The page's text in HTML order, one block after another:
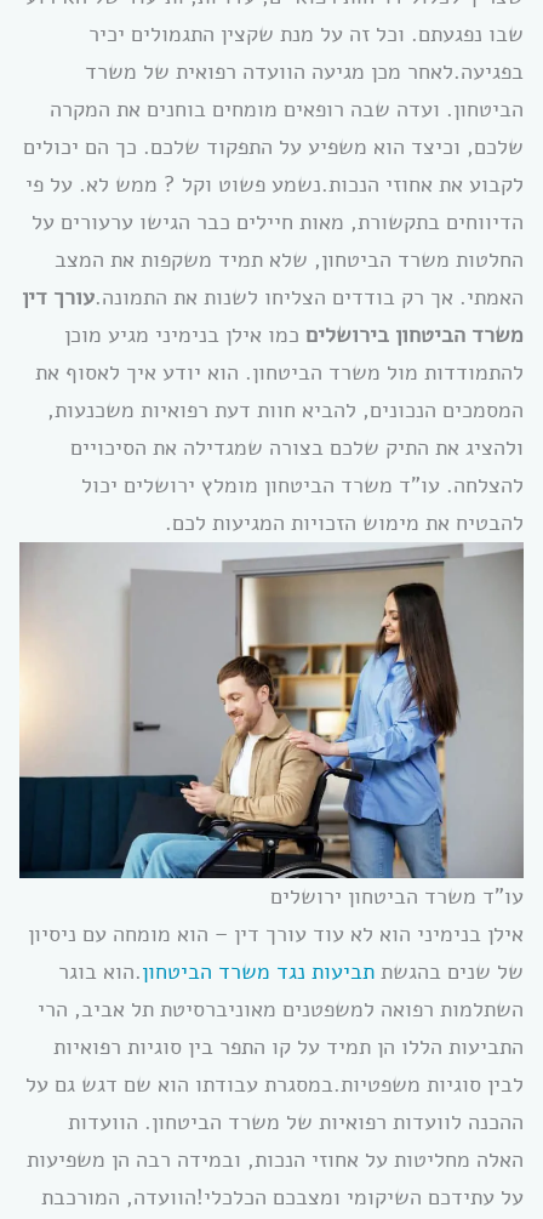
שבו נפגעתם. וכל זה על מנת שקצין התגמולים יכיר
בפגיעה.לאחר מכן מגיעה הוועדה רפואית של משרד
הביטחון. ועדה שבה רופאים מומחים בוחנים את המקרה
שלכם, וכיצד הוא משפיע על התפקוד שלכם. כך הם יכולים
לקבוע את אחוזי הנכות.נשמע פשוט וקל ? ממש לא. על פי
הדיווחים בתקשורת, מאות חיילים כבר הגישו ערעורים על
החלטות משרד הביטחון, שלא תמיד משקפות את המצב
האמתי. אך רק בודדים הצליחו לשנות את התמונה.עורך דין
משרד הביטחון בירושלים כמו אילן בנימיני מגיע מוכן
להתמודדות מול משרד הביטחון. הוא יודע איך לאסוף את
המסמכים הנכונים, להביא חוות דעת רפואיות משכנעות,
ולהציג את התיק שלכם בצורה שמגדילה את הסיכויים
להצלחה. עו”ד משרד הביטחון מומלץ ירושלים יכול
להבטיח את מימוש הזכויות המגיעות לכם.
עו”ד משרד הביטחון ירושלים
אילן בנימיני הוא לא עוד עורך דין – הוא מומחה עם ניסיון
של שנים בהגשת תביעות נגד משרד הביטחון.הוא בוגר
השתלמות רפואה למשפטנים מאוניברסיטת תל אביב, הרי
התביעות הללו הן תמיד על קו התפר בין סוגיות רפואיות
לבין סוגיות משפטיות.במסגרת עבודתו הוא שם דגש גם על
ההכנה לוועדות רפואיות של משרד הביטחון. הוועדות
האלה מחליטות על אחוזי הנכות, ובמידה רבה הן משפיעות
על עתידכם השיקומי ומצבכם הכלכלי!הוועדה, המורכבת